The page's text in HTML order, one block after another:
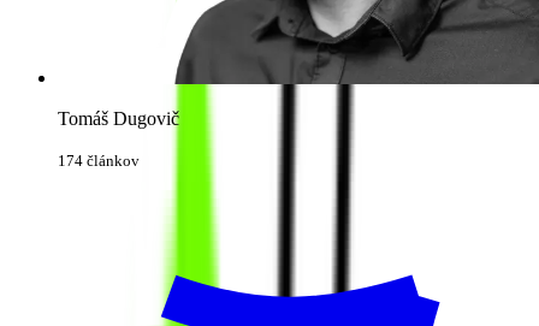
Tomáš Dugovič
174 článkov